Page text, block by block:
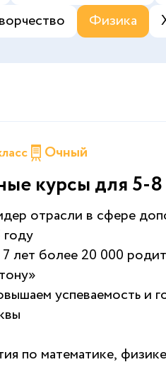
Физика
Очный
курсы для 5-8
отрасли в сфере
лет более 20 000
успеваемость и
по математике,